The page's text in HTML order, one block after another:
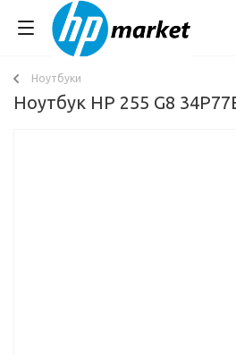
Ноутбуки
Ноутбук HP 255 G8